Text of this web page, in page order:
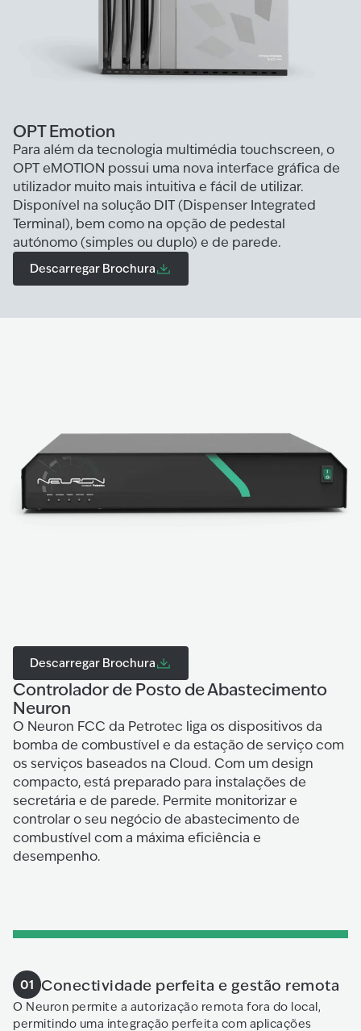
OPT Emotion
Para além da tecnologia multimédia touchscreen, o
OPT eMOTION possui uma nova interface gráfica de
utilizador muito mais intuitiva e fácil de utilizar.
Disponível na solução DIT (Dispenser Integrated
Terminal), bem como na opção de pedestal
autónomo (simples ou duplo) e de parede.
Descarregar Brochura
Descarregar Brochura
Controlador de Posto de Abastecimento
Neuron
O Neuron FCC da Petrotec liga os dispositivos da
bomba de combustível e da estação de serviço com
os serviços baseados na Cloud. Com um design
compacto, está preparado para instalações de
secretária e de parede. Permite monitorizar e
controlar o seu negócio de abastecimento de
combustível com a máxima eficiência e
desempenho.
01 Conectividade perfeita e gestão remota
O Neuron permite a autorização remota fora do local,
permitindo uma integração perfeita com aplicações